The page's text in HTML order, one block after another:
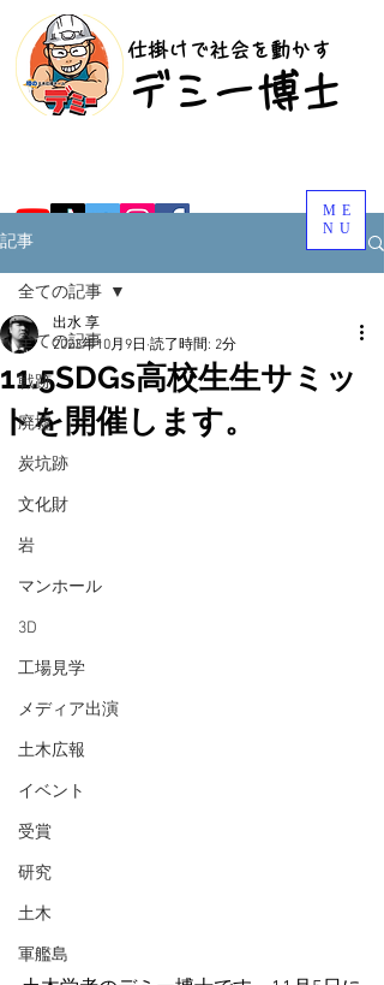
​仕掛けで社会を動かす
​デミー博士
ME
NU
記事
全ての記事
戦跡
廃墟
炭坑跡
文化財
岩
マンホール
3D
工場見学
メディア出演
土木広報
イベント
受賞
研究
土木
軍艦島
全ての記事
11.5SDGs高校生生サミッ
トを開催します。
出水 享
2023年10月9日 読了時間: 2分